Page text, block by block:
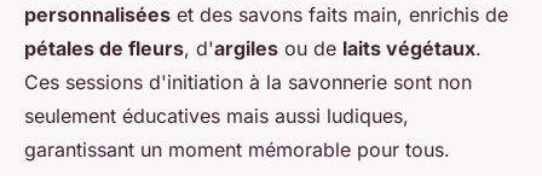
personnalisées et des savons faits main, enrichis de
pétales de fleurs, d'argiles ou de laits végétaux.
Ces sessions d'initiation à la savonnerie sont non
seulement éducatives mais aussi ludiques,
garantissant un moment mémorable pour tous.